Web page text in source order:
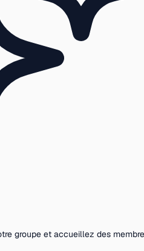
groupe et accueillez des